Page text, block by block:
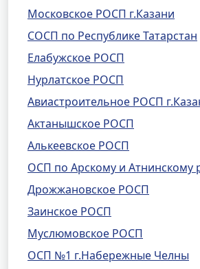
Московское РОСП г.Казани
СОСП по Республике Татарстан
Елабужское РОСП
Нурлатское РОСП
Авиастроительное РОСП
Актанышское РОСП
Алькеевское РОСП
ОСП по Арскому и Атнинскому
Дрожжановское РОСП
Заинское РОСП
Муслюмовское РОСП
ОСП №1 г.Набережные Челны